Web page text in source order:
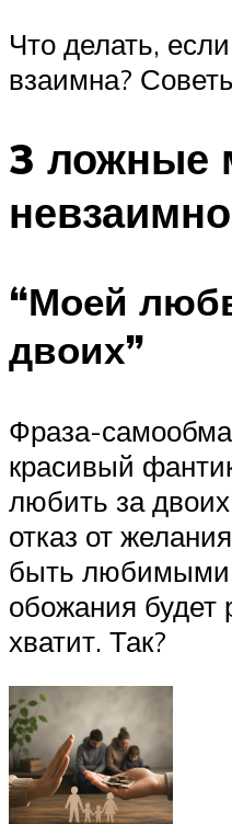
Что делать,
взаимна?
3 ложные
“Моей
двоих”
Фраза-
красивый
любить за
отказ от
быть
обожания будет
хватит. Так?